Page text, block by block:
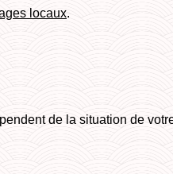
locaux.
de la situation de